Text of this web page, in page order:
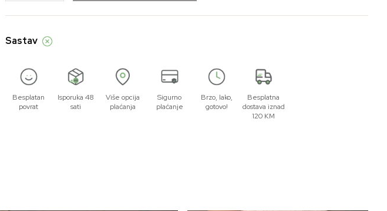
Sastav
Besplatan
povrat
Isporuka 48
sati
Više opcija
plaćanja
Sigurno
plaćanje
Brzo, lako,
gotovo!
Besplatna
dostava iznad
120 KM